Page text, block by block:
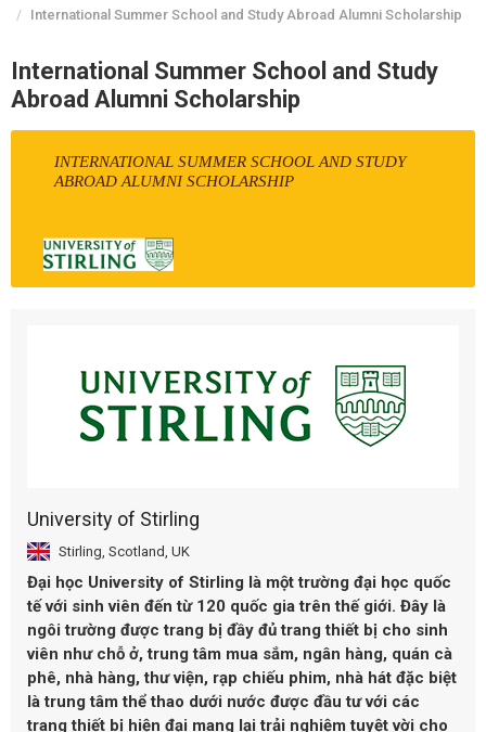
International Summer School and Study Abroad Alumni Scholarship
International Summer School and Study
Abroad Alumni Scholarship
INTERNATIONAL SUMMER SCHOOL AND STUDY
ABROAD ALUMNI SCHOLARSHIP
University of Stirling
Stirling, Scotland, UK
Đại học University of Stirling là một trường đại học quốc
tế với sinh viên đến từ 120 quốc gia trên thế giới. Đây là
ngôi trường được trang bị đầy đủ trang thiết bị cho sinh
viên như chỗ ở, trung tâm mua sắm, ngân hàng, quán cà
phê, nhà hàng, thư viện, rạp chiếu phim, nhà hát đặc biệt
là trung tâm thể thao dưới nước được đầu tư với các
trang thiết bị hiện đại mang lại trải nghiệm tuyệt vời cho